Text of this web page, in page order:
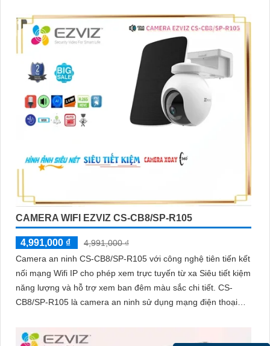
CAMERA WIFI EZVIZ CS-CB8/SP-R105
4,991,000 ₫
4,991,000 ₫
Camera an ninh CS-CB8/SP-R105 với công nghệ tiên tiến kết
nối mạng Wifi IP cho phép xem trực tuyến từ xa Siêu tiết kiệm
năng lượng và hỗ trợ xem ban đêm màu sắc chi tiết. CS-
CB8/SP-R105 là camera an ninh sử dụng mạng điện thoại